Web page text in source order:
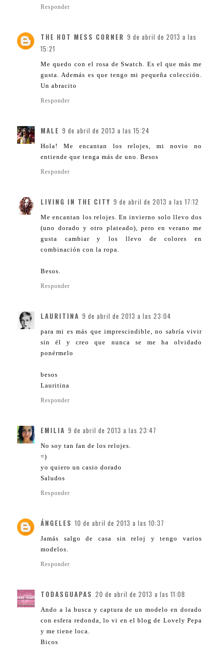
Responder
THE HOT MESS CORNER 9 de abril de 2013 a las
15:21
Me quedo con el rosa de Swatch. Es el que más me
gusta. Además es que tengo mi pequeña colección.
Un abracito
Responder
MALE 9 de abril de 2013 a las 15:24
Hola! Me encantan los relojes, mi novio no
entiende que tenga más de uno. Besos
Responder
LIVING IN THE CITY 9 de abril de 2013 a las 17:12
Me encantan los relojes. En invierno solo llevo dos
(uno dorado y otro plateado), pero en verano me
gusta cambiar y los llevo de colores en
combinación con la ropa.
Besos.
Responder
LAURITINA 9 de abril de 2013 a las 23:04
para mi es más que imprescindible, no sabría vivir
sin él y creo que nunca se me ha olvidado
ponérmelo
besos
Lauritina
Responder
EMILIA 9 de abril de 2013 a las 23:47
No soy tan fan de los relojes.
=)
yo quiero un casio dorado
Saludos
Responder
ÁNGELES 10 de abril de 2013 a las 10:37
Jamás salgo de casa sin reloj y tengo varios
modelos.
Responder
TODASGUAPAS 20 de abril de 2013 a las 11:08
Ando a la busca y captura de un modelo en dorado
con esfera redonda, lo vi en el blog de Lovely Pepa
y me tiene loca.
Bicos